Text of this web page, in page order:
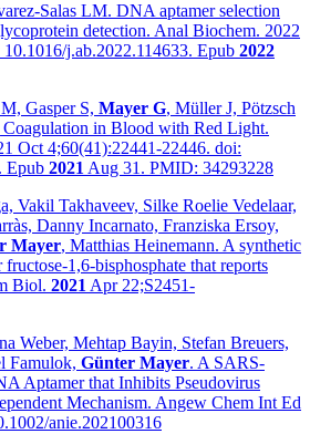
Salas LM. DNA aptamer selection
detection. Anal Biochem. 2022
j.ab.2022.114633. Epub 2022
Gasper S, Mayer G, Müller J, Pötzsch
in Blood with Red Light.
Oct 4;60(41):22441-22446. doi:
Epub 2021Aug 31. PMID: 34293228
Vakil Takhaveev, Silke Roelie Vedelaar,
Danny Incarnato, Franziska Ersoy,
Mayer, Matthias Heinemann. A synthetic
1,6-bisphosphate that reports
Biol. 2021Apr 22;S2451-
Weber, Mehtap Bayin, Stefan Breuers,
Famulok, Günter Mayer. A SARS‐
Aptamer that Inhibits Pseudovirus
Mechanism. Angew Chem Int Ed
anie.202100316